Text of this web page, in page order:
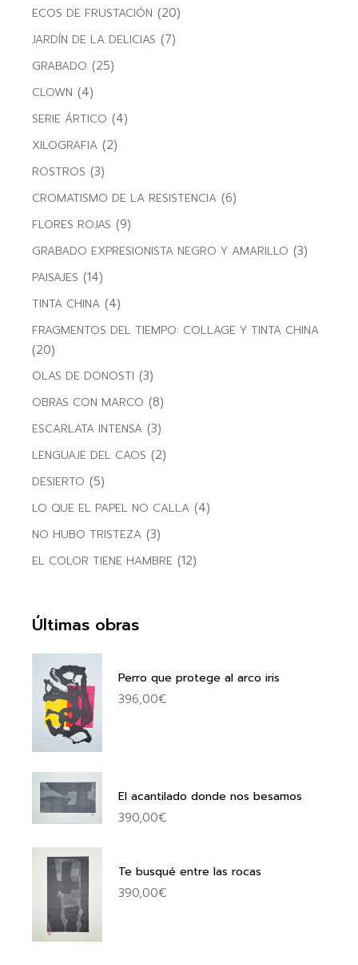
ECOS DE FRUSTACIÓN (20)
JARDÍN DE LA DELICIAS (7)
GRABADO (25)
CLOWN (4)
SERIE ÁRTICO (4)
XILOGRAFIA (2)
ROSTROS (3)
CROMATISMO DE LA RESISTENCIA (6)
FLORES ROJAS (9)
GRABADO EXPRESIONISTA NEGRO Y AMARILLO (3)
PAISAJES (14)
TINTA CHINA (4)
FRAGMENTOS DEL TIEMPO: COLLAGE Y TINTA CHINA
(20)
OLAS DE DONOSTI (3)
OBRAS CON MARCO (8)
ESCARLATA INTENSA (3)
LENGUAJE DEL CAOS (2)
DESIERTO (5)
LO QUE EL PAPEL NO CALLA (4)
NO HUBO TRISTEZA (3)
EL COLOR TIENE HAMBRE (12)
Últimas obras
Perro que protege al arco iris
396,00€
El acantilado donde nos besamos
390,00€
Te busqué entre las rocas
390,00€